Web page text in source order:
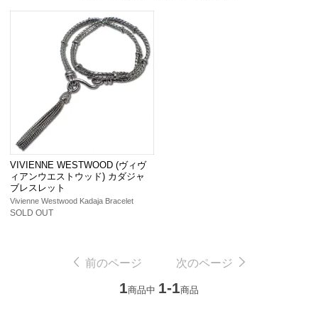
VIVIENNE WESTWOOD (ヴィヴ
ィアンウエストウッド) カダジャ
ブレスレット
Vivienne Westwood Kadaja Bracelet
SOLD OUT
前のページ 次のページ
1商品中 1-1商品